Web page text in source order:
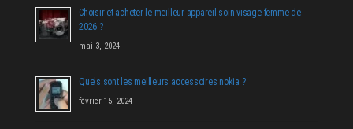
Choisir et acheter le meilleur appareil soin visage femme de
2026 ?
mai 3, 2024
Quels sont les meilleurs accessoires nokia ?
février 15, 2024